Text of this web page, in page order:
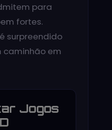
para
fortes.
surpreendido
caminhão em
Jogos